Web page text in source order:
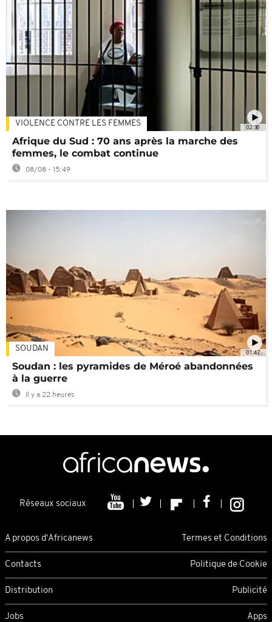
02:30
VIOLENCE CONTRE LES FEMMES
Afrique du Sud : 70 ans après la marche des
femmes, le combat continue
08/08 - 15:49
01:47
SOUDAN
Soudan : les pyramides de Méroé abandonnées
à la guerre
Il y a 22 heures
Réseaux sociaux
A propos d'Africanews Termes et Conditions
Contacts Politique de Cookie
Distribution Publicité
Jobs Apps